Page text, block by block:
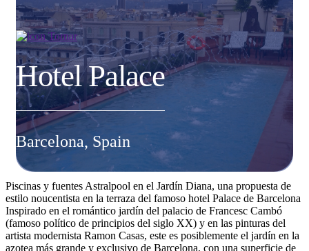
Tornar
Hotel Palace
Barcelona, Spain
Piscinas y fuentes Astralpool en el Jardín Diana, una propuesta de
estilo noucentista en la terraza del famoso hotel Palace de Barcelona
Inspirado en el romántico jardín del palacio de Francesc Cambó
(famoso político de principios del siglo XX) y en las pinturas del
artista modernista Ramon Casas, este es posiblemente el jardín en la
azotea más grande y exclusivo de Barcelona, con una superficie de